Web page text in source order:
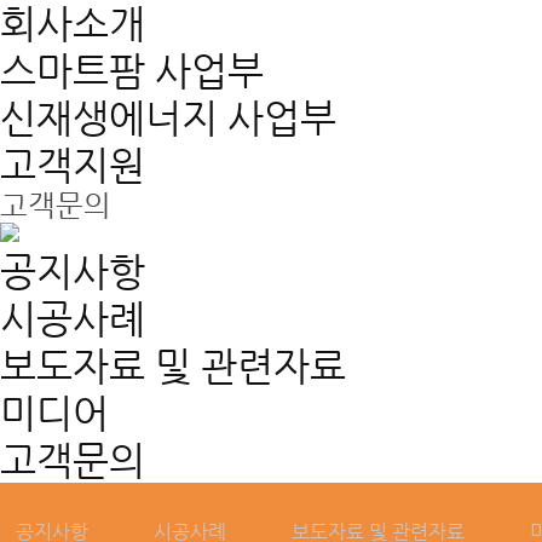
GLOBAL GREEN
모든에너지
회사소개
스마트팜 사업부
신재생에너지 사업부
고객지원
고객문의
공지사항
시공사례
보도자료 및 관련자료
미디어
고객문의
공지사항 시공사례 보도자료 및 관련자료